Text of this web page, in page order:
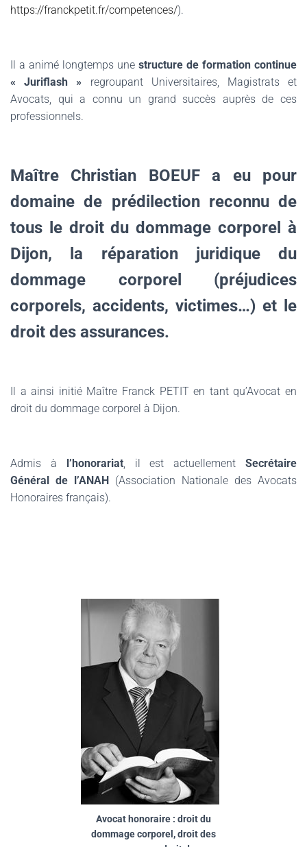
https://franckpetit.fr/competences/).
Il a animé longtemps une structure de formation continue
« Juriflash » regroupant Universitaires, Magistrats et
Avocats, qui a connu un grand succès auprès de ces
professionnels.
Maître Christian BOEUF a eu pour
domaine de prédilection reconnu de
tous le droit du dommage corporel à
Dijon, la réparation juridique du
dommage corporel (préjudices
corporels, accidents, victimes…) et le
droit des assurances.
Il a ainsi initié Maître Franck PETIT en tant qu’Avocat en
droit du dommage corporel à Dijon.
Admis à l’honorariat, il est actuellementSecrétaire
Général de l’ANAH (Association Nationale des Avocats
Honoraires français).
Avocat honoraire : droit du
dommage corporel, droit des